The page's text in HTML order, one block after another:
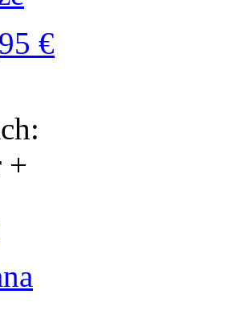
€
+